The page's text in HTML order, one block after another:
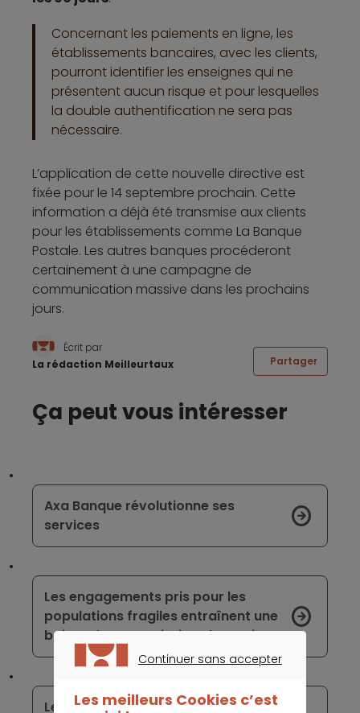
Concernant les paiements en ligne, les
établissements bancaires, avec les clients,
pourront identifier les enseignes qui ne
présentent aucun risque et pour lesquelles
la double authentification ne sera pas
nécessaire.
L’application de cette nouvelle directive est
fixée pour le 14 septembre prochain. Cette
information a déjà été transmise aux clients
pour les établissements comme La Banque
Postale. Les autres banques procéderont
certainement à une campagne de
communication massive dans les prochains
jours.
Écrit par
La rédaction Meilleurtaux
Partager
Ça peut vous intéresser
Axa Banque révolutionne ses
services
Les engagements pris pour les
populations fragiles entraînent une
baisse des commissions bancaires
Les vacanciers sont menacés par les
Continuer sans accepter
Les meilleurs Cookies c’est